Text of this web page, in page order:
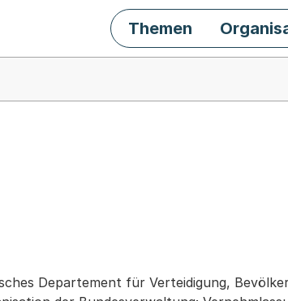
Themen
Geschäft
Departement für Verteidigung,